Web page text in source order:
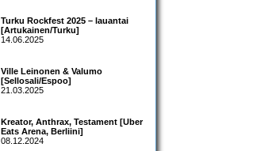
Turku Rockfest 2025 – lauantai
[Artukainen/Turku]
14.06.2025
Ville Leinonen & Valumo
[Sellosali/Espoo]
21.03.2025
Kreator, Anthrax, Testament [Uber
Eats Arena, Berliini]
08.12.2024